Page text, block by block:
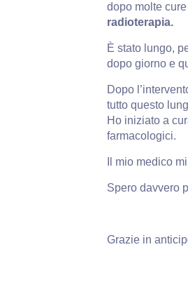
dopo molte
radioterapia.
È stato lungo,
dopo giorno e
Dopo
tutto questo
Ho iniziato a
farmacologici.
Il mio medico
Spero davvero
Grazie in